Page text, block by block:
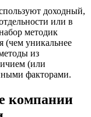
доходный,
или в
методик
(чем уникальнее
из
(или
факторами.
компании